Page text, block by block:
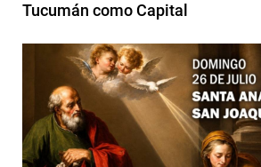
Tucumán como Capital